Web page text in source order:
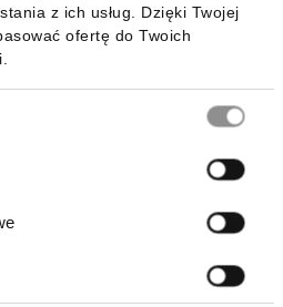
z ich usług. Dzięki Twojej
ofertę do Twoich